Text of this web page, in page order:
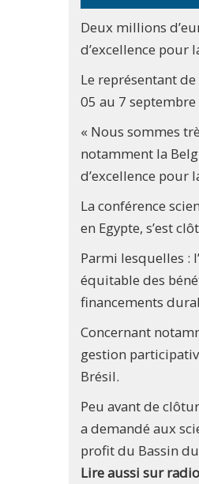
Deux millions
d’excellence pour
Le représentant de
05 au 7
« Nous sommes
notamment la
d’excellence pour
La conférence
en Egypte, s’est
Parmi lesquelles :
équitable des
financements
Concernant
gestion
Brésil.
Peu avant de
a demandé aux
profit du Bassin
Lire aussi sur